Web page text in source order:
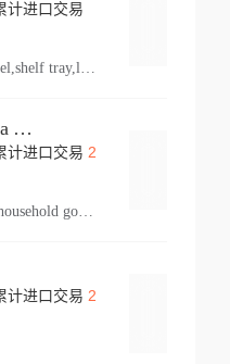
计进口交易
Russell James Cornelia Arlington Va
计进口交易 2
personal effect,used household goods
计进口交易 2